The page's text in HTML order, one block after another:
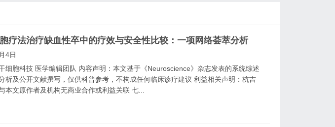
疗法治疗缺血性卒中的疗效与安全性比较：一项网络荟萃分析
4日
细胞科技 医学编辑团队 内容声明：本文基于《Neuroscience》杂志发表的系统综述
析及公开文献撰写，仅供科普参考，不构成任何临床诊疗建议 利益相关声明：杭吉
本文原作者及机构无商业合作或利益关联 七...